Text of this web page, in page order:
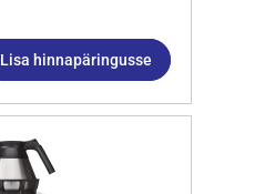
Lisa hinnapäringusse